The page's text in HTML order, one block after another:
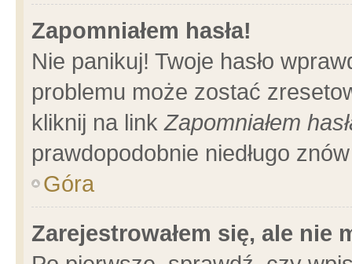
Zapomniałem hasła!
Nie panikuj! Twoje hasło
problemu może zostać
kliknij na linkZapomniałem
prawdopodobnie niedługo
Góra
Zarejestrowałem się, ale nie